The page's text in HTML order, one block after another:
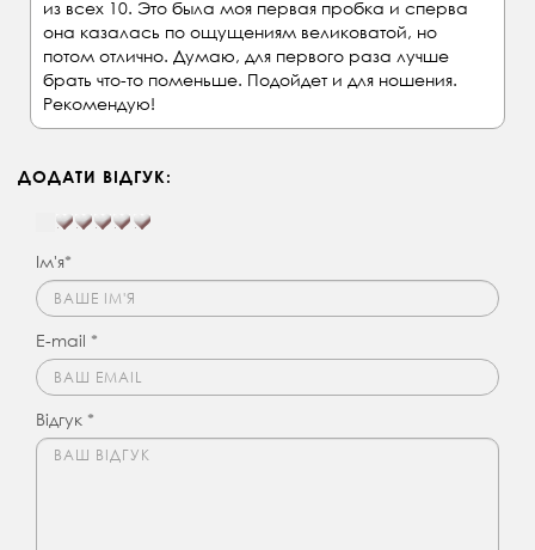
из всех 10. Это была моя первая пробка и сперва
она казалась по ощущениям великоватой, но
потом отлично. Думаю, для первого раза лучше
брать что-то поменьше. Подойдет и для ношения.
Рекомендую!
ДОДАТИ ВІДГУК:
Ім'я*
E-mail *
Відгук *